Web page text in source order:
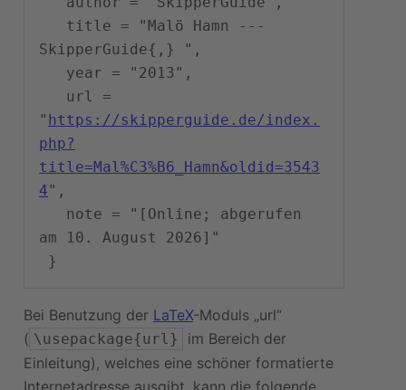
SkipperGuide{,} ",
" https://skipperguide.de/index.
php?
title=Mal%C3%B6_Hamn&oldid=3543
4",
am 10. August 2026]"
Bei Benutzung der LaTeX-Moduls „url“
( \usepackage{url}
im Bereich der
Einleitung), welches eine schöner formatierte